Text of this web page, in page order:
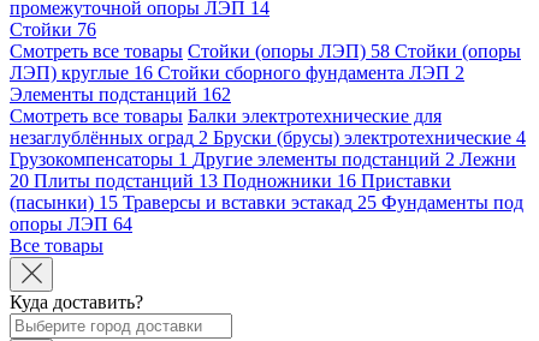
промежуточной опоры ЛЭП 14
Стойки 76
Смотреть все товары Стойки (опоры ЛЭП) 58 Стойки (опоры
ЛЭП) круглые 16 Стойки сборного фундамента ЛЭП 2
Элементы подстанций 162
Смотреть все товары Балки электротехнические для
незаглублённых оград 2 Бруски (брусы) электротехнические 4
Грузокомпенсаторы 1 Другие элементы подстанций 2 Лежни
20 Плиты подстанций 13 Подножники 16 Приставки
(пасынки) 15 Траверсы и вставки эстакад 25 Фундаменты под
опоры ЛЭП 64
Все товары
Куда доставить?